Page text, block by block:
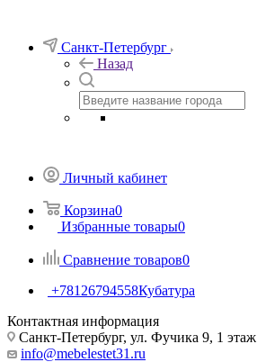
Санкт-Петербург
Назад
Личный кабинет
Корзина0
Избранные товары0
Сравнение товаров0
+78126794558Кубатура
Контактная информация
Санкт-Петербург, ул. Фучика 9, 1 этаж
info@mebelestet31.ru